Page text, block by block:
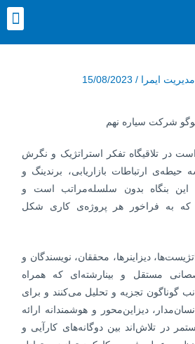
مدیریت ایمرا/
15/08/2023
در تلاقیگاه تفکر استراتژیک و نگرش
حیطه‌ی ارتباطات بازاریابی، برندینگ و
این بنگاه بدون سلسله‌مراتب است و
که به فراخور هر پروژه‌ی کاری شکل
دیزاینرها، محققان، نویسندگان و
مستقل و بینارشته‌ای که همراه
گوناگون تجزیه‌ و تحلیل می‌کنند و برای
دیزاین‌محور و هوشمندانه ارائه
در تلاش‌اند بین دوگانه‌های کارآیی و